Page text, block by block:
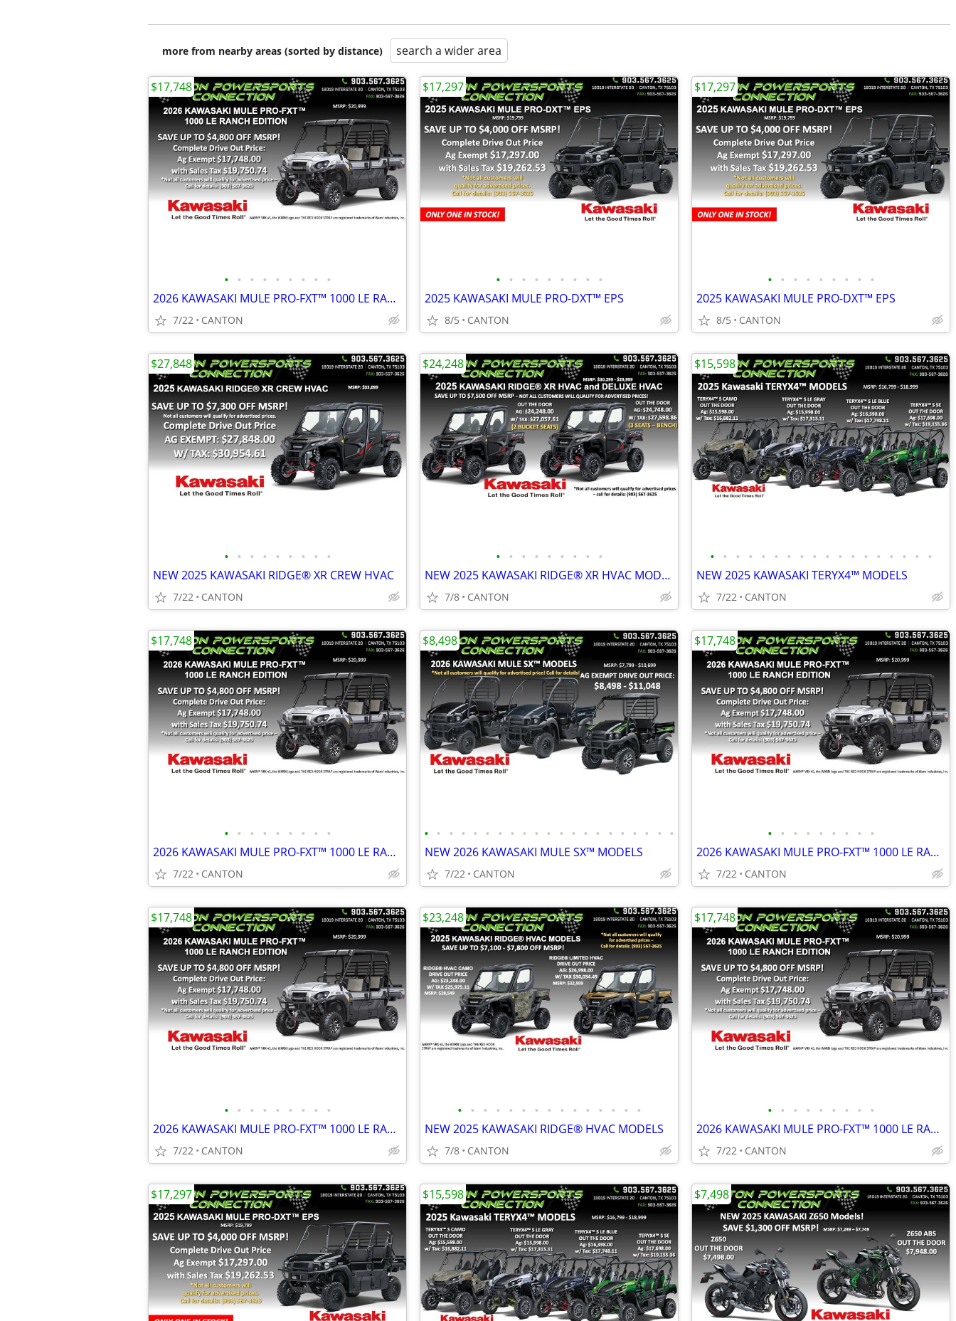
more from nearby areas (sorted by distance) search a wider area
• • • • • • • • •
2026 KAWASAKI MULE PRO-FXT™ 1000 LE RANCH EDITION
7/22 CANTON
$17,748
• • • • • • • • •
2025 KAWASAKI MULE PRO-DXT™ EPS
8/5 CANTON
$17,297
• • • • • • • • •
2025 KAWASAKI MULE PRO-DXT™ EPS
8/5 CANTON
$17,297
• • • • • • • • •
NEW 2025 KAWASAKI RIDGE® XR CREW HVAC
7/22 CANTON
$27,848
• • • • • • • • •
NEW 2025 KAWASAKI RIDGE® XR HVAC MODELS
7/8 CANTON
$24,248
• • • • • • • • • • • • • • • • • •
NEW 2025 KAWASAKI TERYX4™ MODELS
7/22 CANTON
$15,598
• • • • • • • • •
2026 KAWASAKI MULE PRO-FXT™ 1000 LE RANCH EDITION
7/22 CANTON
$17,748
• • • • • • • • • • • • • • • • • • • • •
NEW 2026 KAWASAKI MULE SX™ MODELS
7/22 CANTON
$8,498
• • • • • • • • •
2026 KAWASAKI MULE PRO-FXT™ 1000 LE RANCH EDITION
7/22 CANTON
$17,748
• • • • • • • • •
2026 KAWASAKI MULE PRO-FXT™ 1000 LE RANCH EDITION
7/22 CANTON
$17,748
• • • • • • • • • • • • • • •
NEW 2025 KAWASAKI RIDGE® HVAC MODELS
7/8 CANTON
$23,248
• • • • • • • • •
2026 KAWASAKI MULE PRO-FXT™ 1000 LE RANCH EDITION
7/22 CANTON
$17,748
$17,297 $15,598 $7,498